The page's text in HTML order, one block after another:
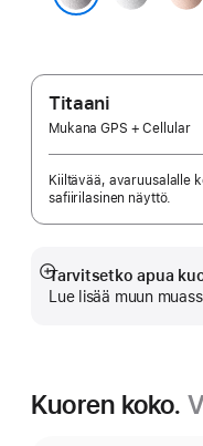
kulta
Titaani
Mukana GPS + Cellular
Kiiltävää, avaruusalalle
safiirilasinen näyttö.
Tarvitsetko apua
Lue lisää muun
Näytä
lisää
Kuoren koko.